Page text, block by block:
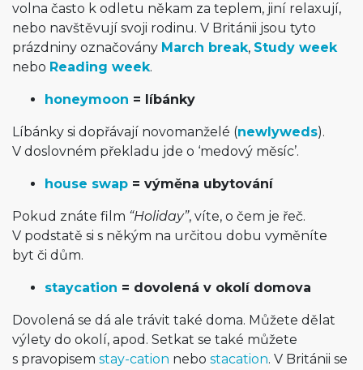
volna často k odletu někam za teplem, jiní relaxují,
nebo navštěvují svoji rodinu. V Británii jsou tyto
prázdniny označovány March break, Study week
nebo Reading week.
honeymoon = líbánky
Líbánky si dopřávají novomanželé (newlyweds).
V doslovném překladu jde o ‘medový měsíc’.
house swap = výměna ubytování
Pokud znáte film “Holiday”, víte, o čem je řeč.
V podstatě si s někým na určitou dobu vyměníte
byt či dům.
staycation = dovolená v okolí domova
Dovolená se dá ale trávit také doma. Můžete dělat
výlety do okolí, apod. Setkat se také můžete
s pravopisem stay-cation nebo stacation. V Británii se